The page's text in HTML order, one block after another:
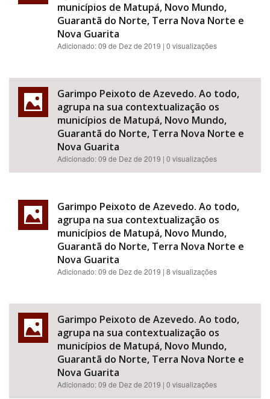
municípios de Matupá, Novo Mundo,
Guarantã do Norte, Terra Nova Norte e
Nova Guarita
Adicionado:09 de Dez de 2019 | 0 visualizações
Garimpo Peixoto de Azevedo. Ao todo,
agrupa na sua contextualização os
municípios de Matupá, Novo Mundo,
Guarantã do Norte, Terra Nova Norte e
Nova Guarita
Adicionado:09 de Dez de 2019 | 0 visualizações
Garimpo Peixoto de Azevedo. Ao todo,
agrupa na sua contextualização os
municípios de Matupá, Novo Mundo,
Guarantã do Norte, Terra Nova Norte e
Nova Guarita
Adicionado:09 de Dez de 2019 | 8 visualizações
Garimpo Peixoto de Azevedo. Ao todo,
agrupa na sua contextualização os
municípios de Matupá, Novo Mundo,
Guarantã do Norte, Terra Nova Norte e
Nova Guarita
Adicionado:09 de Dez de 2019 | 0 visualizações